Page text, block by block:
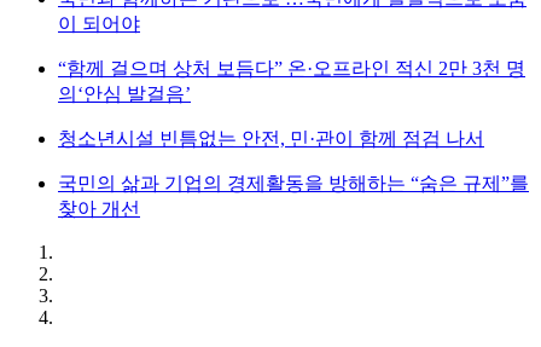
이 되어야
“함께 걸으며 상처 보듬다” 온·오프라인 적신 2만 3천 명
의‘안심 발걸음’
청소년시설 빈틈없는 안전, 민·관이 함께 점검 나서
국민의 삶과 기업의 경제활동을 방해하는 “숨은 규제”를
찾아 개선